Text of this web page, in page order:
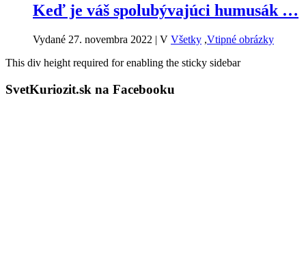
Keď je váš spolubývajúci humusák …
Vydané 27. novembra 2022 | V Všetky ,Vtipné obrázky
This div height required for enabling the sticky sidebar
SvetKuriozit.sk na Facebooku